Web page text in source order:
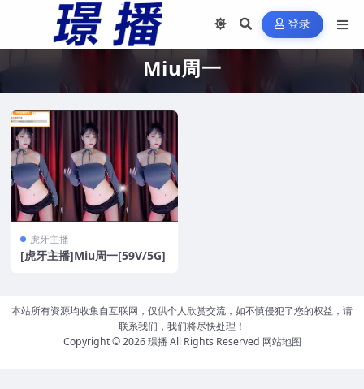
登录
Miu周一
虎牙主播
[虎牙主播]Miu周一[59V/5G]
本站所有资源均收集自互联网，仅供个人欣赏交流，如不慎侵犯了您的权益，请
联系我们，我们将尽快处理！
Copyright © 2026璟播All Rights Reserved 网站地图